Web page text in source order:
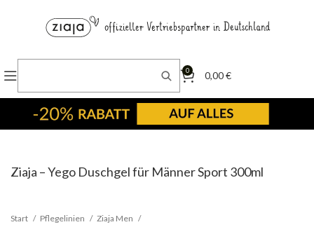
0 0,00€
Ziaja – Yego Duschgel für Männer Sport 300ml
Start Pflegelinien Ziaja Men